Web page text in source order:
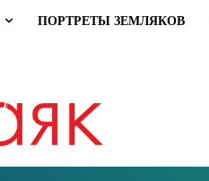
ПОРТРЕТЫ ЗЕМЛЯКОВ